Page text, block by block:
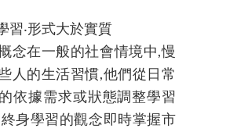
習‧形式大於實質
念在一般的社會情境中,慢
人的生活習慣,他們從日常
依據需求或狀態調整學習
身學習的觀念即時掌握市